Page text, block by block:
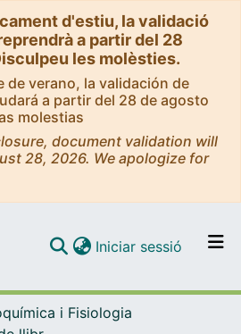
d'estiu, la validació
a partir del 28
les molèsties.
de verano, la validación de
a partir del 28 de agosto
molestias
document validation will
28, 2026. We apologize for
Navega per tot el DD
Iniciar sessió (current)
i Fisiologia